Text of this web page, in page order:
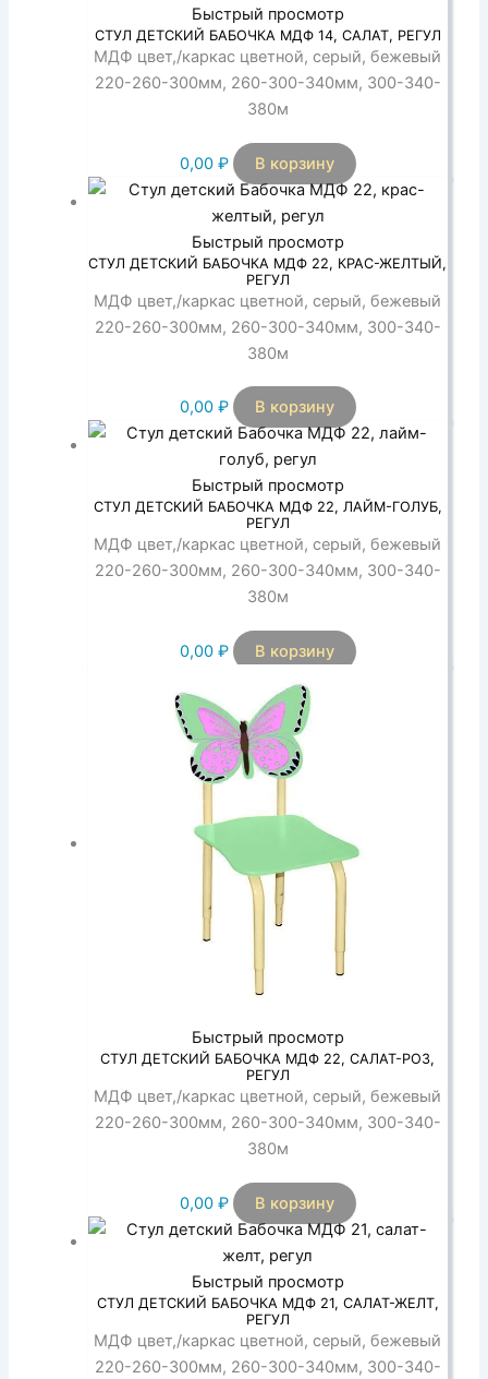
Быстрый просмотр
СТУЛ ДЕТСКИЙ БАБОЧКА МДФ 14, САЛАТ, РЕГУЛ
МДФ цвет,/каркас цветной, серый, бежевый
220-260-300мм, 260-300-340мм, 300-340-
380м
0,00 ₽ В корзину
Быстрый просмотр
СТУЛ ДЕТСКИЙ БАБОЧКА МДФ 22, КРАС-ЖЕЛТЫЙ,
РЕГУЛ
МДФ цвет,/каркас цветной, серый, бежевый
220-260-300мм, 260-300-340мм, 300-340-
380м
0,00 ₽ В корзину
Быстрый просмотр
СТУЛ ДЕТСКИЙ БАБОЧКА МДФ 22, ЛАЙМ-ГОЛУБ,
РЕГУЛ
МДФ цвет,/каркас цветной, серый, бежевый
220-260-300мм, 260-300-340мм, 300-340-
380м
0,00 ₽ В корзину
Быстрый просмотр
СТУЛ ДЕТСКИЙ БАБОЧКА МДФ 22, САЛАТ-РОЗ,
РЕГУЛ
МДФ цвет,/каркас цветной, серый, бежевый
220-260-300мм, 260-300-340мм, 300-340-
380м
0,00 ₽ В корзину
Быстрый просмотр
СТУЛ ДЕТСКИЙ БАБОЧКА МДФ 21, САЛАТ-ЖЕЛТ,
РЕГУЛ
МДФ цвет,/каркас цветной, серый, бежевый
220-260-300мм, 260-300-340мм, 300-340-